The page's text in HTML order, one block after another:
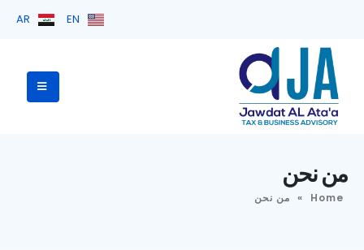
EN
AR
من نحن
Home
» من نحن